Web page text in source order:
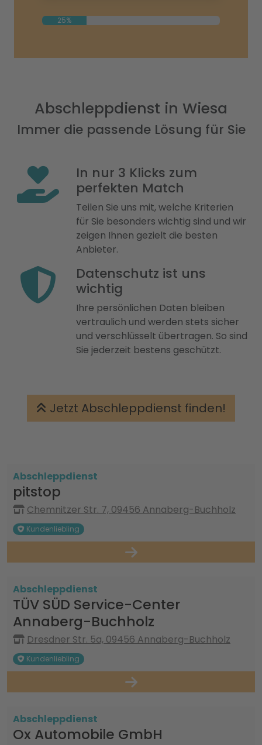
25%
Abschleppdienst in Wiesa
Immer die passende Lösung für Sie
In nur 3 Klicks zum
perfekten Match
Teilen Sie uns mit, welche Kriterien
für Sie besonders wichtig sind und wir
zeigen Ihnen gezielt die besten
Anbieter.
Datenschutz ist uns
wichtig
Ihre persönlichen Daten bleiben
vertraulich und werden stets sicher
und verschlüsselt übertragen. So sind
Sie jederzeit bestens geschützt.
Jetzt Abschleppdienst finden!
Abschleppdienst
pitstop
Chemnitzer Str. 7, 09456 Annaberg-Buchholz
Kundenliebling
Abschleppdienst
TÜV SÜD Service-Center
Annaberg-Buchholz
Dresdner Str. 5a, 09456 Annaberg-Buchholz
Kundenliebling
Abschleppdienst
Ox Automobile GmbH